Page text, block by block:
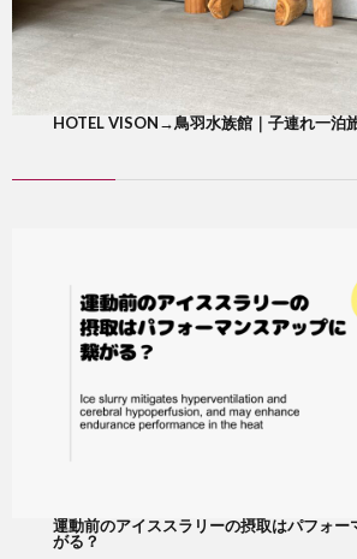
HOTEL VISON→鳥羽水族館｜子連れ一泊
運動前のアイススラリーの摂取はパフォー
がる？